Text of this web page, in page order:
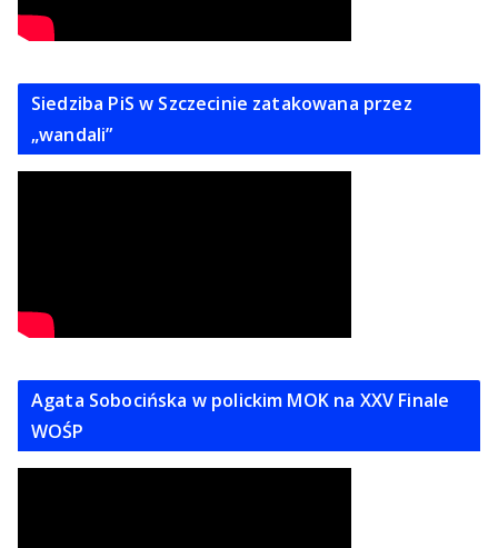
Siedziba PiS w Szczecinie zatakowana przez
„wandali”
Agata Sobocińska w polickim MOK na XXV Finale
WOŚP